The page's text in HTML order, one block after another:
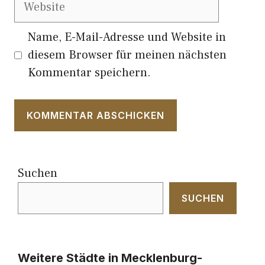
Name, E-Mail-Adresse und Website in
diesem Browser für meinen nächsten
Kommentar speichern.
Suchen
SUCHEN
Weitere Städte in Mecklenburg-